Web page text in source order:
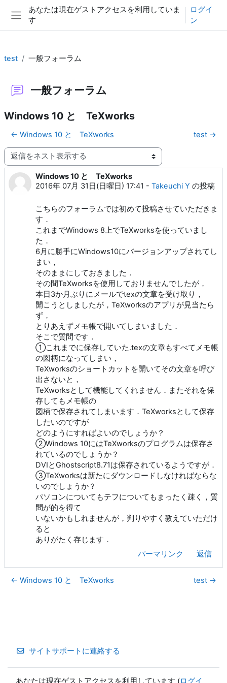
メインコンテンツへスキップする
サイドパネル
あなたは現在ゲストアクセスを利用していま
す
ログイ
ン
test 一般フォーラム
一般フォーラム
Windows 10 と TeXworks
← Windows 10 と TeXworks test →
表示モード
Windows 10 と TeXworks
2016年 07月 31日(日曜日) 17:41 - Takeuchi Y の投稿
返信数: 0
こちらのフォーラムでは初めて投稿させていただきま
す．
これまでWindows 8上でTeXworksを使っていまし
た．
6月に勝手にWindows10にバージョンアップされてし
まい，
そのままにしておきました．
その間TeXworksを使用しておりませんでしたが，
本日3か月ぶりにメールでtexの文章を受け取り，
開こうとしましたが，TeXworksのアプリが見当たら
ず，
とりあえずメモ帳で開いてしまいました．
そこで質問です．
①これまでに保存していた.texの文章もすべてメモ帳
の図柄になってしまい，
TeXworksのショートカットを開いてその文章を呼び
出さないと，
TeXworksとして機能してくれません．またそれを保
存してもメモ帳の
図柄で保存されてしまいます．TeXworksとして保存
したいのですが
どのようにすればよいのでしょうか？
②Windows 10にはTeXworksのプログラムは保存さ
れているのでしょうか？
DVIとGhostscript8.71は保存されているようですが．
③TeXworksは新たにダウンロードしなければならな
いのでしょうか？
パソコンについてもテフについてもまったく疎く，質
問が的を得て
いないかもしれませんが，判りやすく教えていただけ
ると
ありがたく存じます．
パーマリンク
返信
← Windows 10 と TeXworks test →
サイトサポートに連絡する
あなたは現在ゲストアクセスを利用しています (ログイ